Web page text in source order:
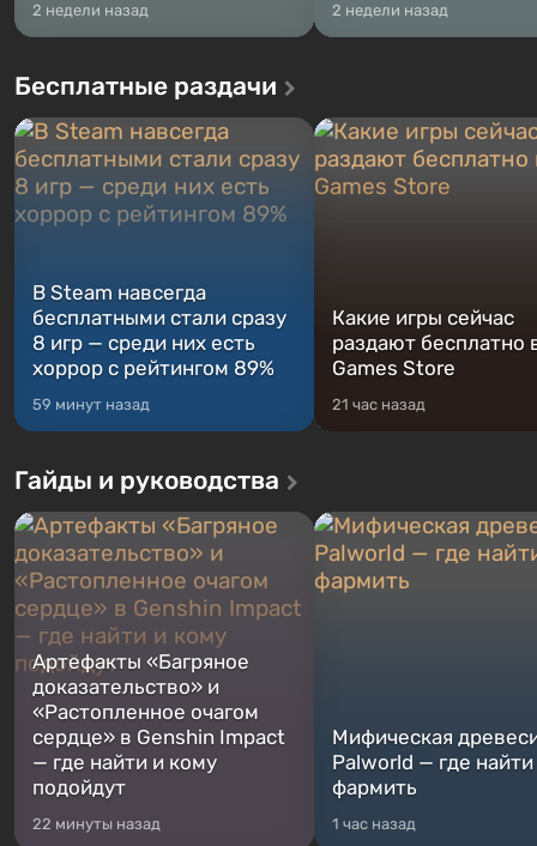
2 недели назад 2 недели назад
Бесплатные раздачи
В Steam навсегда
бесплатными стали сразу
8 игр — среди них есть
хоррор с рейтингом 89%
59 минут назад
Какие игры сейчас
раздают бесплатно
Games Store
21 час назад
Гайды и руководства
Артефакты «Багряное
доказательство» и
«Растопленное очагом
сердце» в Genshin Impact
— где найти и кому
подойдут
22 минуты назад
Мифическая
Palworld — где найти
фармить
1 час назад